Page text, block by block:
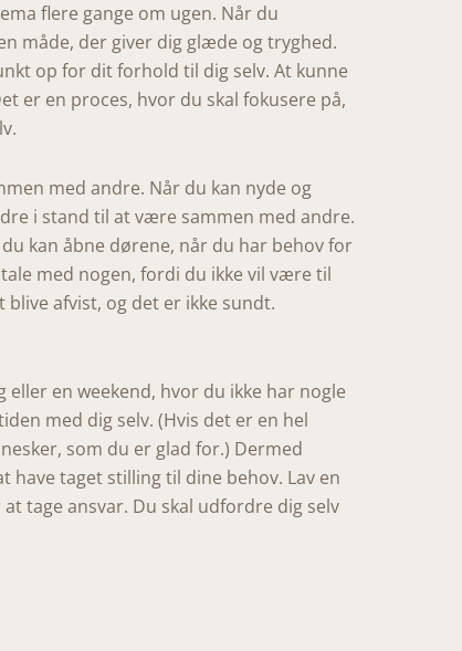
flere gange om ugen. Når du
måde, der giver dig glæde og tryghed.
op for dit forhold til dig selv. At kunne
er en proces, hvor du skal fokusere på,
med andre. Når du kan nyde og
i stand til at være sammen med andre.
kan åbne dørene, når du har behov for
med nogen, fordi du ikke vil være til
afvist, og det er ikke sundt.
en weekend, hvor du ikke har nogle
med dig selv. (Hvis det er en hel
som du er glad for.) Dermed
taget stilling til dine behov. Lav en
tage ansvar. Du skal udfordre dig selv